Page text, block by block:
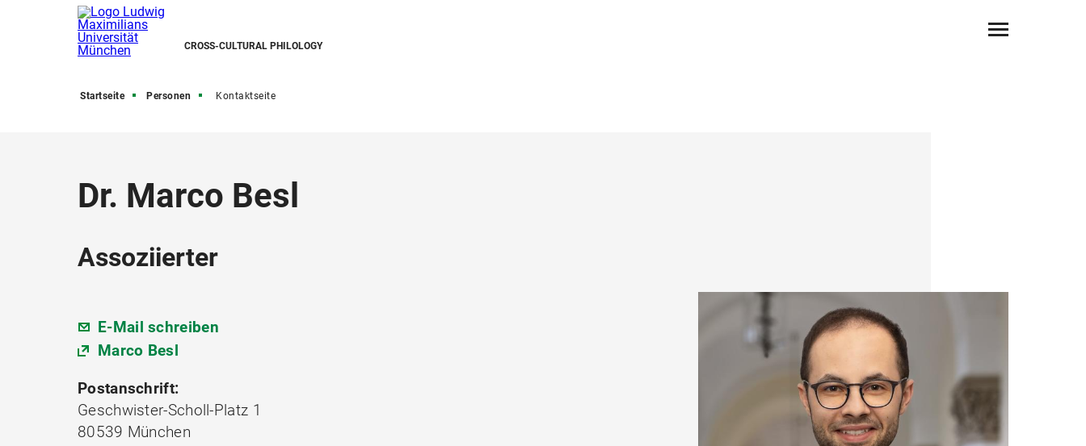
CROSS-CULTURAL PHILOLOGY
Startseite Personen Kontaktseite
Dr. Marco Besl
Assoziierter
E-Mail schreiben
Marco Besl
Postanschrift:
Geschwister-Scholl-Platz 1
80539 München